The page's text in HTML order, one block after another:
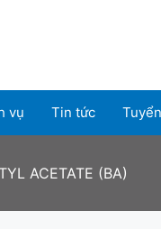
vụ Tin tức
ACETATE (BA)